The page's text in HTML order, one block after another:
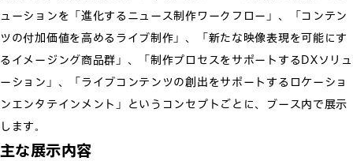
ューションを「進化するニュース制作ワークフロー」、「コンテン
ツの付加価値を高めるライブ制作」、「新たな映像表現を可能にす
るイメージング商品群」、「制作プロセスをサポートするDXソリュ
ーション」、「ライブコンテンツの創出をサポートするロケーショ
ンエンタテインメント」というコンセプトごとに、ブース内で展示
します。
主な展示内容